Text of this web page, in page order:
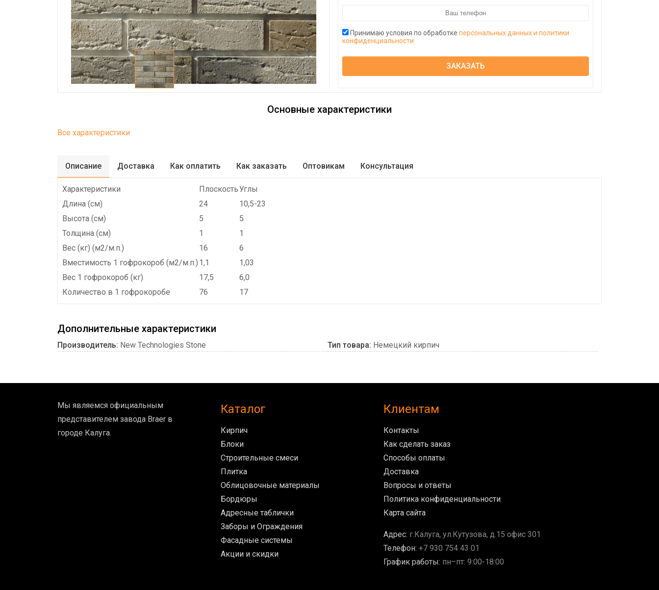
Принимаю условия по обработке персональных данных и политики
конфиденциальности
ЗАКАЗАТЬ
Основные характеристики
Все характеристики
Описание Доставка Как оплатить Как заказать Оптовикам Консультация
Характеристики ПлоскостьУглы
Длина (см)
24
10,5-23
Высота (см)
5
5
Толщина (см)
1
1
Вес (кг) (м2/м.п.)
16
6
Вместимость 1 гофрокороб (м2/м.п.) 1,1
1,03
Вес 1 гофрокороб (кг)
17,5
6,0
Количество в 1 гофрокоробе
76 17
Дополнительные характеристики
Производитель: New Technologies Stone Тип товара: Немецкий кирпич
Мы являемся официальным
представителем завода Braer в
городе Калуга.
Каталог
Кирпич
Блоки
Строительные смеси
Плитка
Облицовочные материалы
Бордюры
Адресные таблички
Заборы и Ограждения
Фасадные системы
Акции и скидки
Клиентам
Контакты
Как сделать заказ
Способы оплаты
Доставка
Вопросы и ответы
Политика конфиденциальности
Карта сайта
Адрес: г.Калуга, ул.Кутузова, д.15 офис 301
Телефон: +7 930 754 43 01
График работы: пн–пт: 9:00-18:00